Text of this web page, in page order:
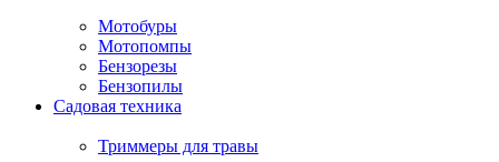
Мотобуры
Мотопомпы
Бензорезы
Бензопилы
Садовая техника
Триммеры для травы